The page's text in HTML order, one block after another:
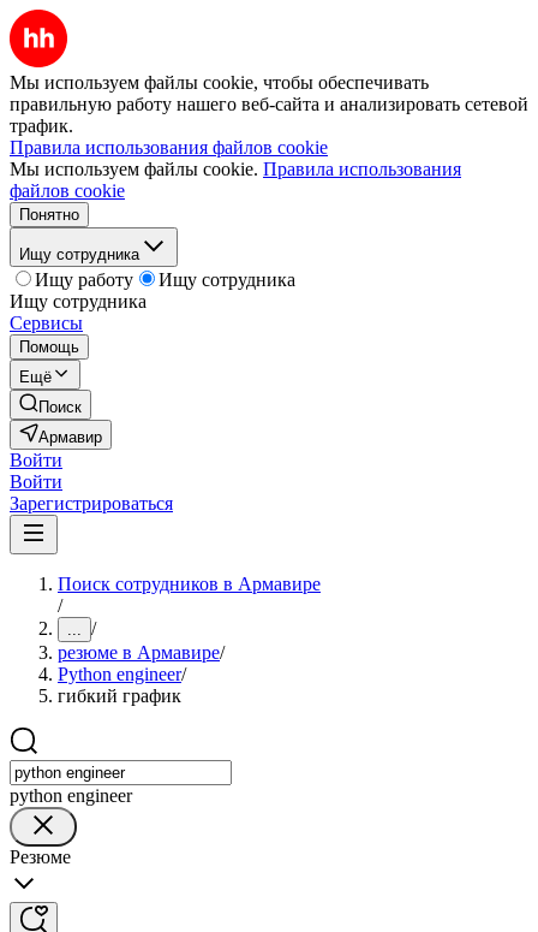
Мы используем файлы cookie, чтобы обеспечивать
правильную работу нашего веб-сайта и анализировать сетевой
трафик.
Правила использования файлов cookie
Мы используем файлы cookie. Правила использования
файлов cookie
Понятно
Ищу сотрудника
Ищу работу
Ищу сотрудника
Ищу сотрудника
Сервисы
Помощь
Ещё
Поиск
Армавир
Войти
Войти
Зарегистрироваться
Поиск сотрудников в Армавире
/
... /
резюме в Армавире/
Python engineer/
гибкий график
python engineer
Резюме